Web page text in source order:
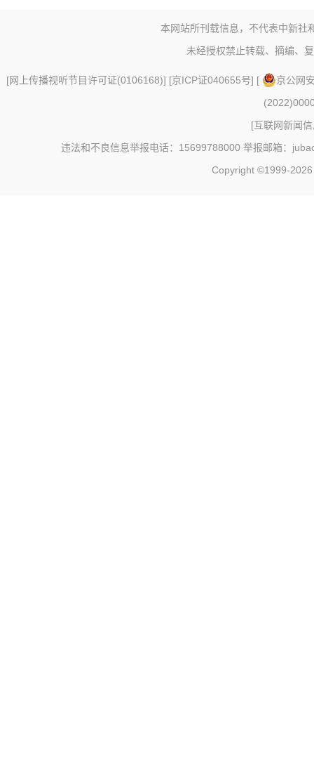
本网站所刊载信息，不代表中新社
未经授权禁止转载、摘编、
[网上传播视听节目许可证(0106168)] [京ICP证040655号] [
京公网
[互联网新闻
违法和不良信息举报电话：15699788000 举报邮箱：
Copyright ©1999-